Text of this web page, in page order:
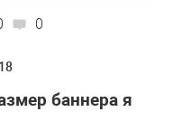
0
баннера я